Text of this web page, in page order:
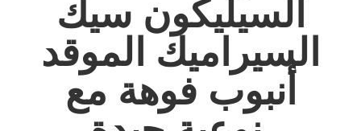
السيليكون سيك
السيراميك الموقد
أنبوب فوهة مع